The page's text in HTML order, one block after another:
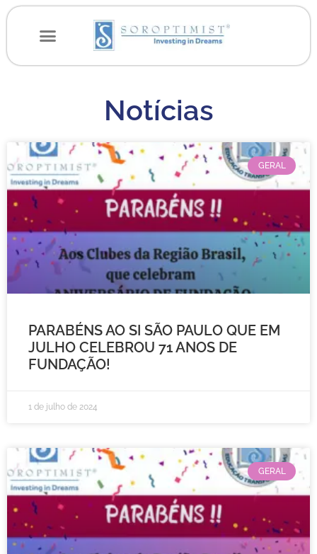
Notícias
GERAL
PARABÉNS AO SI SÃO PAULO QUE EM
JULHO CELEBROU 71 ANOS DE
FUNDAÇÃO!
1 de julho de 2024
GERAL